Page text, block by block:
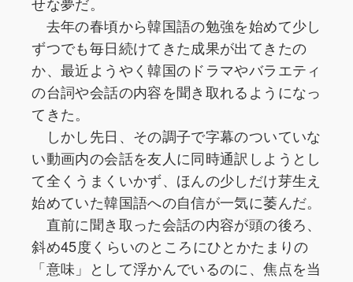
去年の春頃から韓国語の勉強を始めて少し
ずつでも毎日続けてきた成果が出てきたの
か、最近ようやく韓国のドラマやバラエティ
の台詞や会話の内容を聞き取れるようになっ
てきた。
しかし先日、その調子で字幕のついていな
い動画内の会話を友人に同時通訳しようとし
て全くうまくいかず、ほんの少しだけ芽生え
始めていた韓国語への自信が一気に萎んだ。
直前に聞き取った会話の内容が頭の後ろ、
斜め45度くらいのところにひとかたまりの
「意味」として浮かんでいるのに、焦点を当